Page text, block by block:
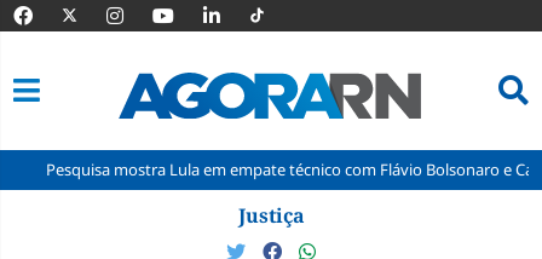
mostra Lula em empate técnico com Flávio Bolsonaro e Caiado no
Justiça